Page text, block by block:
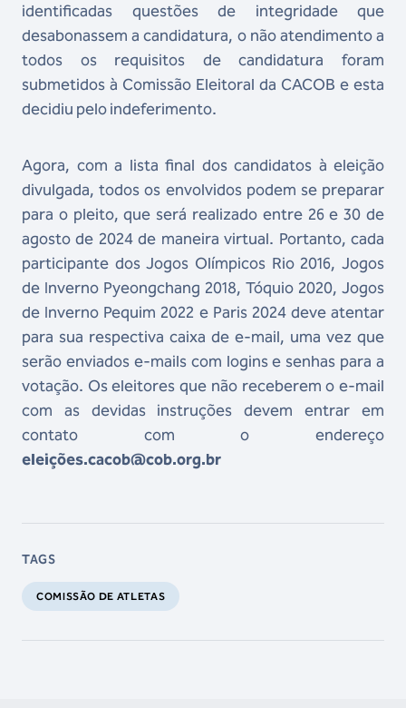
identificadas questões de integridade que
desabonassem a candidatura, o não atendimento a
todos os requisitos de candidatura foram
submetidos à Comissão Eleitoral da CACOB e esta
decidiu pelo indeferimento.
Agora, com a lista final dos candidatos à eleição
divulgada, todos os envolvidos podem se preparar
para o pleito, que será realizado entre 26 e 30 de
agosto de 2024 de maneira virtual. Portanto, cada
participante dos Jogos Olímpicos Rio 2016, Jogos
de Inverno Pyeongchang 2018, Tóquio 2020, Jogos
de Inverno Pequim 2022 e Paris 2024 deve atentar
para sua respectiva caixa de e-mail, uma vez que
serão enviados e-mails com logins e senhas para a
votação. Os eleitores que não receberem o e-mail
com as devidas instruções devem entrar em
contato com o endereço
eleições.cacob@cob.org.br
TAGS
COMISSÃO DE ATLETAS